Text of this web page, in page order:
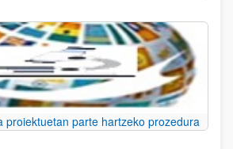
proiektuetan parte hartzeko prozedura